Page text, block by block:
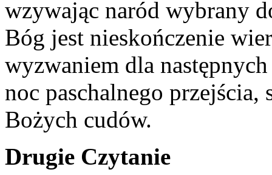
wzywając naród wybrany
Bóg jest nieskończenie
wyzwaniem dla
noc paschalnego przejścia,
Bożych cudów.
Drugie Czytanie